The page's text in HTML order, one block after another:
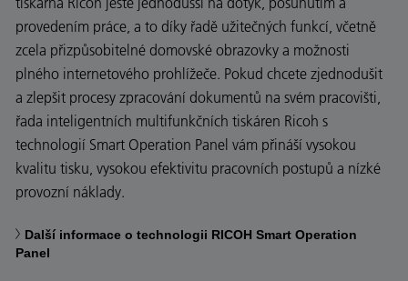
provedením práce, a to díky řadě užitečných funkcí, včetně
zcela přizpůsobitelné domovské obrazovky a možnosti
plného internetového prohlížeče. Pokud chcete zjednodušit
a zlepšit procesy zpracování dokumentů na svém pracovišti,
řada inteligentních multifunkčních tiskáren Ricoh s
technologií Smart Operation Panel vám přináší vysokou
kvalitu tisku, vysokou efektivitu pracovních postupů a nízké
provozní náklady.
Další informace o technologii RICOH Smart Operation
Panel